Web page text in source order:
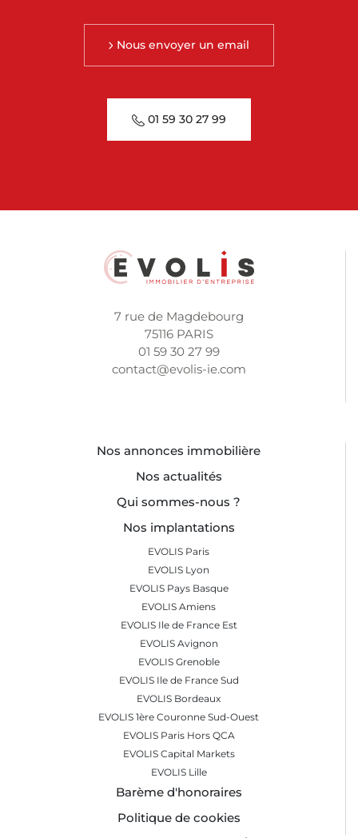
Nous envoyer un email
01 59 30 27 99
7 rue de Magdebourg
75116 PARIS
01 59 30 27 99
contact@evolis-ie.com
Nos annonces immobilière
Nos actualités
Qui sommes-nous ?
Nos implantations
EVOLIS Paris
EVOLIS Lyon
EVOLIS Pays Basque
EVOLIS Amiens
EVOLIS Ile de France Est
EVOLIS Avignon
EVOLIS Grenoble
EVOLIS Ile de France Sud
EVOLIS Bordeaux
EVOLIS 1ère Couronne Sud-Ouest
EVOLIS Paris Hors QCA
EVOLIS Capital Markets
EVOLIS Lille
Barème d'honoraires
Politique de cookies